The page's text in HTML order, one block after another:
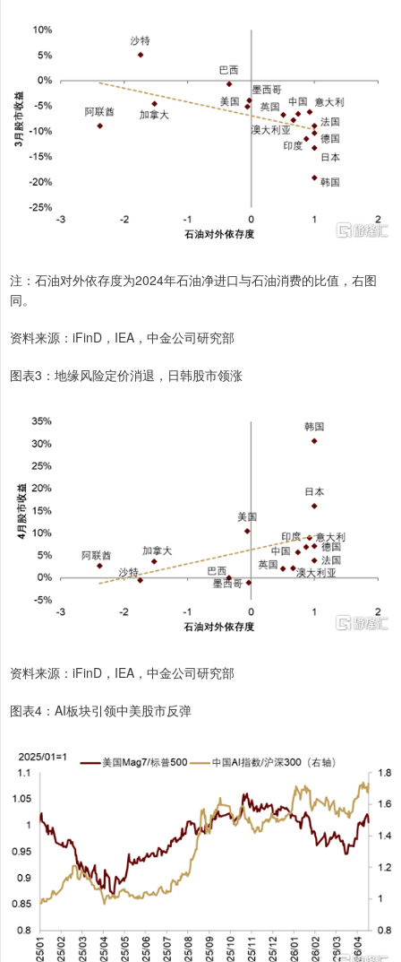
注：石油对外依存度为2024年石油净进口与石油消费的比值，右图
同。
资料来源：iFinD，IEA，中金公司研究部
图表3：地缘风险定价消退，日韩股市领涨
资料来源：iFinD，IEA，中金公司研究部
图表4：AI板块引领中美股市反弹